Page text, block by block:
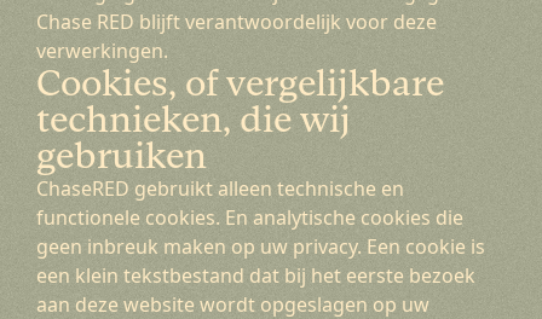
Chase RED blijft verantwoordelijk voor deze
verwerkingen.
Cookies, of vergelijkbare
technieken, die wij
gebruiken
ChaseRED gebruikt alleen technische en
functionele cookies. En analytische cookies die
geen inbreuk maken op uw privacy. Een cookie is
een klein tekstbestand dat bij het eerste bezoek
aan deze website wordt opgeslagen op uw